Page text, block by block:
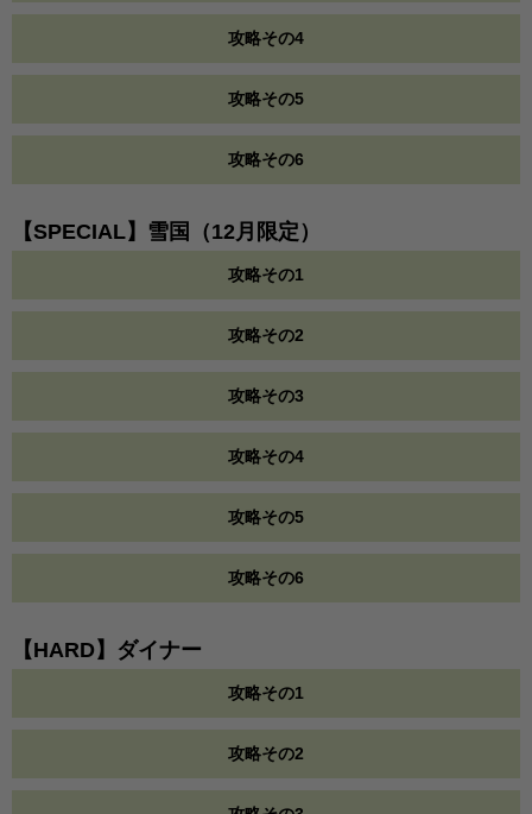
攻略その4
攻略その5
攻略その6
【SPECIAL】雪国（12月限定）
攻略その1
攻略その2
攻略その3
攻略その4
攻略その5
攻略その6
【HARD】ダイナー
攻略その1
攻略その2